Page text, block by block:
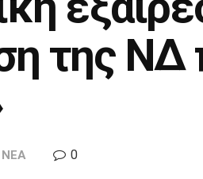
της ΝΔ
0